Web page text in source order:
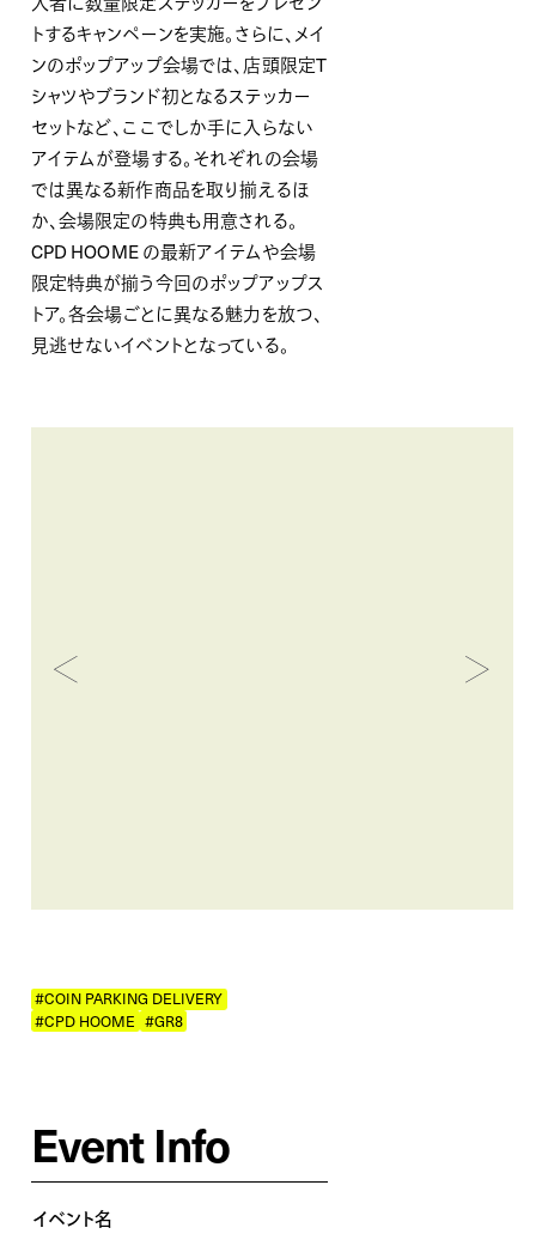
トするキャンペーンを実施。さらに、メイ
ンのポップアップ会場では、店頭限定T
シャツやブランド初となるステッカー
セットなど、ここでしか手に入らない
アイテムが登場する。それぞれの会場
では異なる新作商品を取り揃えるほ
か、会場限定の特典も用意される。
CPD HOOME の最新アイテムや会場
限定特典が揃う今回のポップアップス
トア。各会場ごとに異なる魅力を放つ、
見逃せないイベントとなっている。
#COIN PARKING DELIVERY
#CPD HOOME #GR8
Event Info
イベント名